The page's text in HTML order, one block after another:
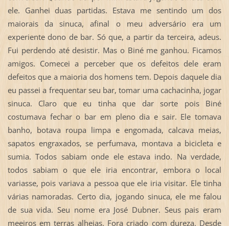
ele. Ganhei duas partidas. Estava me sentindo um dos
maiorais da sinuca, afinal o meu adversário era um
experiente dono de bar. Só que, a partir da terceira, adeus.
Fui perdendo até desistir. Mas o Biné me ganhou. Ficamos
amigos. Comecei a perceber que os defeitos dele eram
defeitos que a maioria dos homens tem. Depois daquele dia
eu passei a frequentar seu bar, tomar uma cachacinha, jogar
sinuca. Claro que eu tinha que dar sorte pois Biné
costumava fechar o bar em pleno dia e sair. Ele tomava
banho, botava roupa limpa e engomada, calcava meias,
sapatos engraxados, se perfumava, montava a bicicleta e
sumia. Todos sabiam onde ele estava indo. Na verdade,
todos sabiam o que ele iria encontrar, embora o local
variasse, pois variava a pessoa que ele iria visitar. Ele tinha
várias namoradas. Certo dia, jogando sinuca, ele me falou
de sua vida. Seu nome era José Dubner. Seus pais eram
meeiros em terras alheias. Fora criado com dureza. Desde